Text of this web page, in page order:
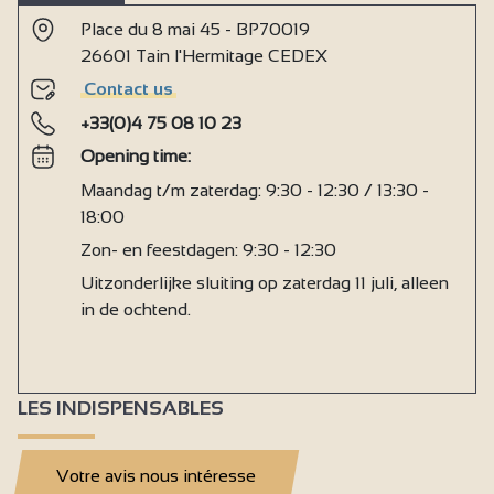
Place du 8 mai 45 - BP70019
26601 Tain l'Hermitage CEDEX
Contact us
+33(0)4 75 08 10 23
Opening time:
Maandag t/m zaterdag: 9:30 - 12:30 / 13:30 -
18:00
Zon- en feestdagen: 9:30 - 12:30
Uitzonderlijke sluiting op zaterdag 11 juli, alleen
in de ochtend.
LES INDISPENSABLES
Votre avis nous intéresse